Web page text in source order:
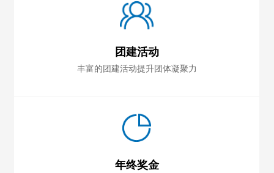
团建活动
丰富的团建活动提升团体凝聚力
年终奖金